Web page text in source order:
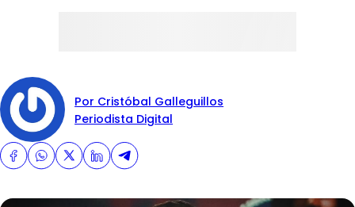
Por Cristóbal Galleguillos
Periodista Digital